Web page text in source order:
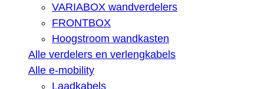
VARIABOX wandverdelers
FRONTBOX
Hoogstroom wandkasten
Alle verdelers en verlengkabels
Alle e-mobility
Laadkabels